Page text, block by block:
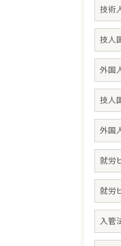
技術
技人
外国
技人
外国
就労
就労
入管